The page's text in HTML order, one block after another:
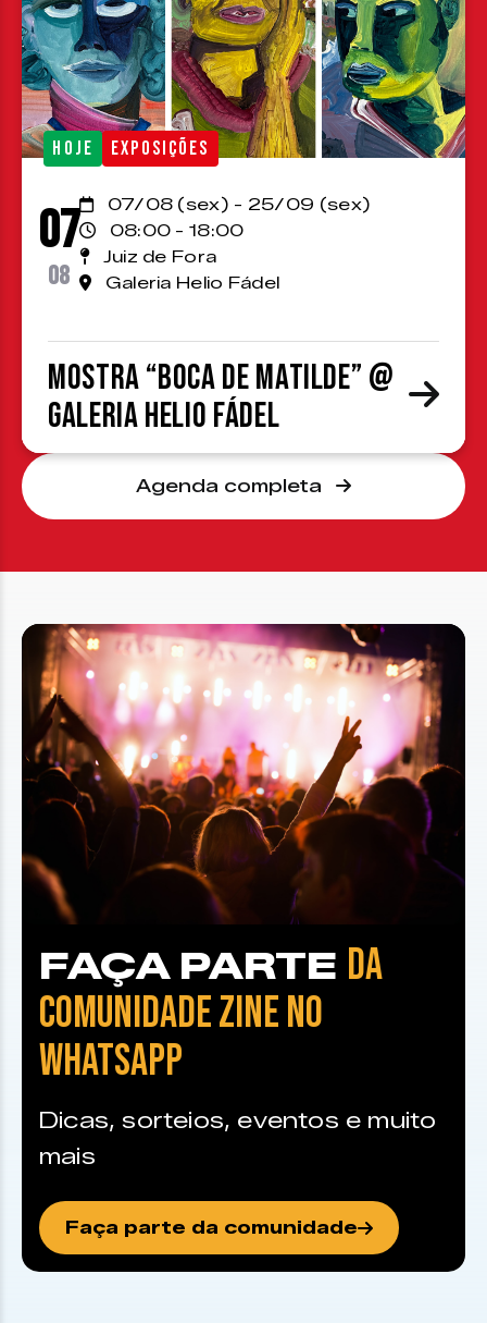
HOJE EXPOSIÇÕES
07
08
07/08 (sex) - 25/09 (sex)
08:00 - 18:00
Juiz de Fora
Galeria Helio Fádel
Mostra “Boca de Matilde” @
Galeria Helio Fádel
Agenda completa
FAÇA PARTE DA
COMUNIDADE ZINE NO
WHATSAPP
Dicas, sorteios, eventos e muito
mais
Faça parte da comunidade